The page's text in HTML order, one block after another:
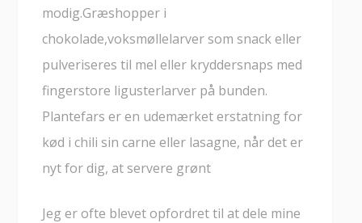
modig.Græshopper i
chokolade,voksmøllelarver som snack eller
pulveriseres til mel eller kryddersnaps med
fingerstore ligusterlarver på bunden.
Plantefars er en udemærket erstatning for
kød i chili sin carne eller lasagne, når det er
nyt for dig, at servere grønt
Jeg er ofte blevet opfordret til at dele mine